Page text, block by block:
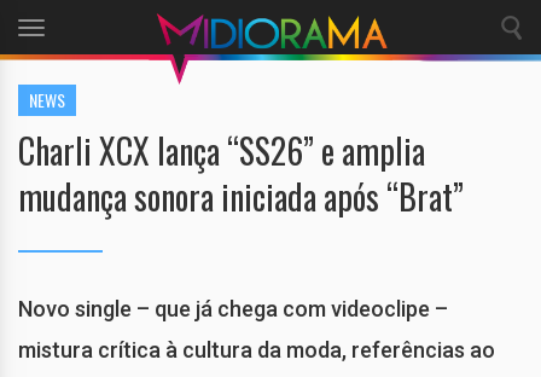
Toggle
navigation
NEWS
Charli XCX lança “SS26” e amplia
mudança sonora iniciada após “Brat”
Novo single – que já chega com videoclipe –
mistura crítica à cultura da moda, referências ao